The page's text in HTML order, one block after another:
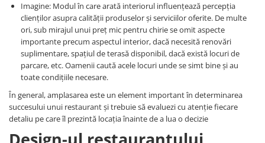
Imagine: Modul în care arată interiorul influențează percepția
clienților asupra calității produselor și serviciilor oferite. De multe
ori, sub mirajul unui preț mic pentru chirie se omit aspecte
importante precum aspectul interior, dacă necesită renovări
suplimentare, spațiul de terasă disponibil, dacă există locuri de
parcare, etc. Oamenii caută acele locuri unde se simt bine și au
toate condițiile necesare.
În general, amplasarea este un element important în determinarea
succesului unui restaurant și trebuie să evaluezi cu atenție fiecare
detaliu pe care îl prezintă locația înainte de a lua o decizie